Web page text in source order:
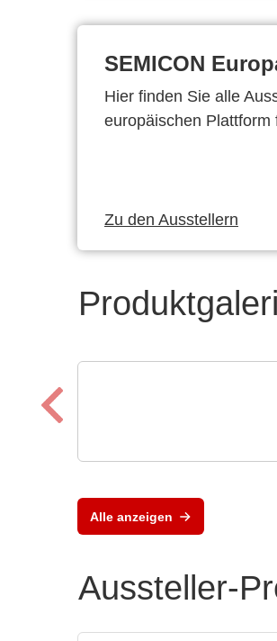
SEMICON
Hier finden Sie alle
europäischen
Zu den Ausstellern
MLX90513 induktiver
Positionssensor
Alle anzeigen
Aussteller-